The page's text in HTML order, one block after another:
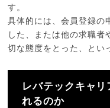
す。
具体的には、会員登録の
した、または他の求職者
切な態度をとった、とい
レバテックキャ
れるのか